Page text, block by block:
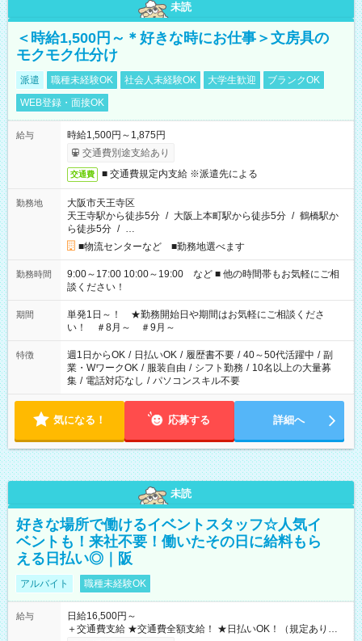
未読
＜時給1,500円～＊好きな時にお仕事＞文房具の
モクモク仕分け
派遣 職種未経験OK 社会人未経験OK 大学生歓迎
ブランクOK
WEB登録・面接OK
給与
時給1,500円～1,875円
交通費別途支給あり
交通費 ■ 交通費規定内支給 ※派遣先による
勤務地
大阪市天王寺区
天王寺駅から徒歩5分 / 大阪上本町駅から徒歩5分 / 鶴橋駅か
ら徒歩5分 / …
■物流センターなど ■勤務地選べます
勤務時間
9:00～17:00 10:00～19:00 など ■ 他の時間帯もお気軽にご相
談ください！
期間
単発1日～！ ★勤務開始日や期間はお気軽にご相談くださ
い！ ＃8月～ ＃9月～
特徴 週1日からOK / 日払いOK / 履歴書不要 / 40～50代活躍中 / 副
業・WワークOK / 服装自由 / シフト勤務 / 10名以上の大量募
集 / 電話対応なし / パソコンスキル不要
気になる！ 応募する 詳細へ
未読
好きな場所で働けるイベントスタッフ☆人気イ
ベントも！来社不要！働いたその日に給料もら
える日払い◎｜阪
アルバイト 職種未経験OK
給与
日給16,500円～
＋交通費支給 ★交通費全額支給！ ★日払いOK！（規定あり） ┗